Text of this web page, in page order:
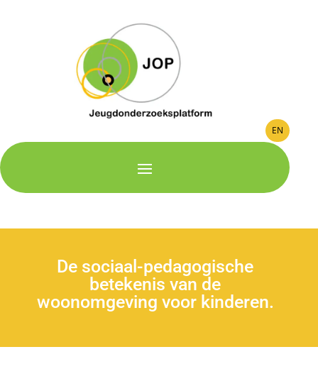
EN
De sociaal-pedagogische
betekenis van de
woonomgeving voor kinderen.